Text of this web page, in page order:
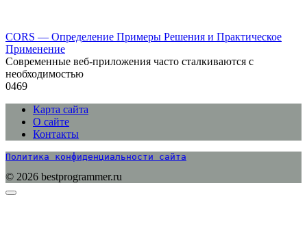
CORS — Определение Примеры Решения и Практическое
Применение
Современные веб-приложения часто сталкиваются с
необходимостью
0469
Карта сайта
О сайте
Контакты
Политика конфиденциальности сайта
© 2026 bestprogrammer.ru